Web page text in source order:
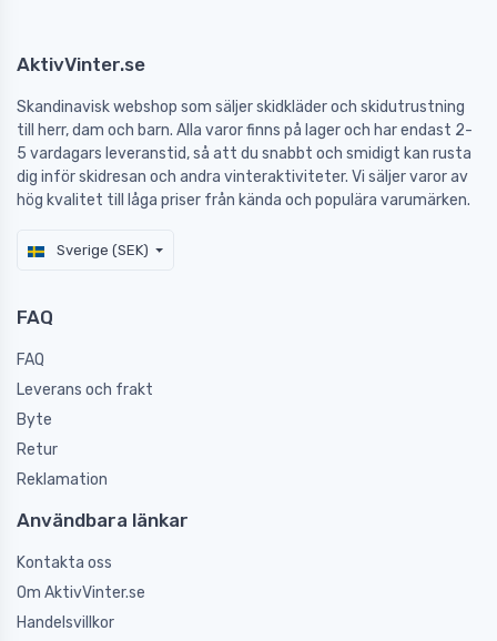
AktivVinter.se
Skandinavisk webshop som säljer skidkläder och skidutrustning
till herr, dam och barn. Alla varor finns på lager och har endast 2-
5 vardagars leveranstid, så att du snabbt och smidigt kan rusta
dig inför skidresan och andra vinteraktiviteter. Vi säljer varor av
hög kvalitet till låga priser från kända och populära varumärken.
Sverige (SEK)
FAQ
FAQ
Leverans och frakt
Byte
Retur
Reklamation
Användbara länkar
Kontakta oss
Om AktivVinter.se
Handelsvillkor